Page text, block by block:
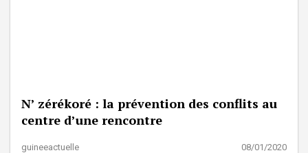
N’ zérékoré : la prévention des conflits au
centre d’une rencontre
guineeactuelle 08/01/2020